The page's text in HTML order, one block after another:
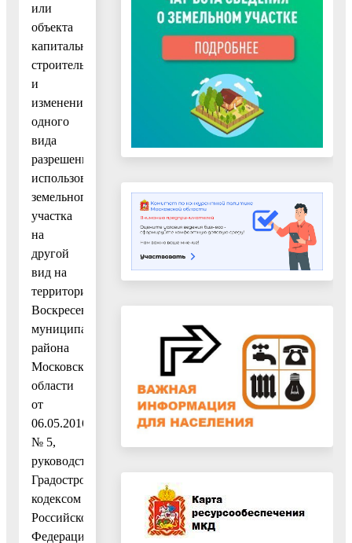
или
объекта
капитального
строительства
и
изменения
одного
вида
разрешенного
использования
земельного
участка
на
другой
вид на
территории
Воскресенского
муниципального
района
Московской
области
от
06.05.2016
№ 5,
руководствуясь
Градостроительным
кодексом
Российской
Федерации